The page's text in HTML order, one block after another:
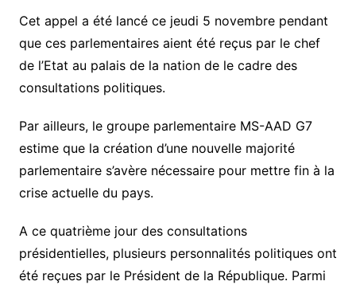
Cet appel a été lancé ce jeudi 5 novembre pendant
que ces parlementaires aient été reçus par le chef
de l’Etat au palais de la nation de le cadre des
consultations politiques.
Par ailleurs, le groupe parlementaire MS-AAD G7
estime que la création d’une nouvelle majorité
parlementaire s’avère nécessaire pour mettre fin à la
crise actuelle du pays.
A ce quatrième jour des consultations
présidentielles, plusieurs personnalités politiques ont
été reçues par le Président de la République. Parmi